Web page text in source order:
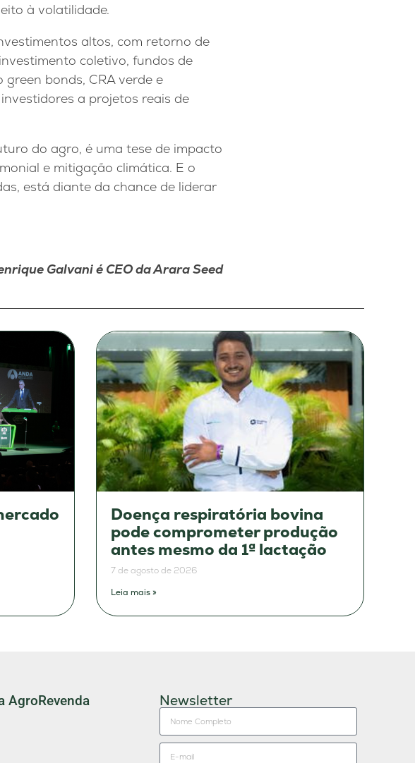
à volatilidade.
altos, com retorno de
coletivo, fundos de
bonds, CRA verde e
a projetos reais de
do agro, é uma tese de impacto
e mitigação climática. E o
está diante da chance de liderar
Galvani é CEO da Arara Seed
Doença respiratória bovina
pode comprometer produção
antes mesmo da 1ª lactação
7 de agosto de 2026
Leia mais »
AgroRevenda Newsletter